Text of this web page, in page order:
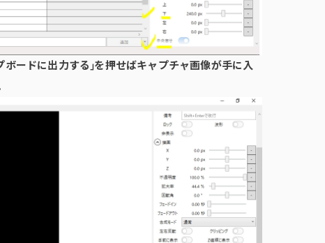
ボードに出力する」を押せばキャプチャ画像が手に入